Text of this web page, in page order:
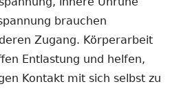
brauchen
Zugang. Körperarbeit
Entlastung und helfen,
Kontakt mit sich selbst zu